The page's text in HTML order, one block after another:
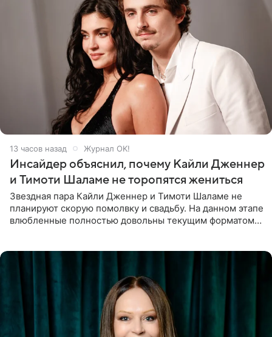
13 часов назад Журнал OK!
Инсайдер объяснил, почему Кайли Дженнер
и Тимоти Шаламе не торопятся жениться
Звездная пара Кайли Дженнер и Тимоти Шаламе не
планируют скорую помолвку и свадьбу. На данном этапе
влюбленные полностью довольны текущим форматом